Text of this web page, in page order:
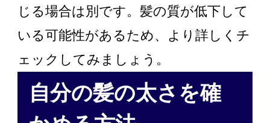
じる場合は別です。髪の質が低下して
いる可能性があるため、より詳しくチ
ェックしてみましょう。
自分の髪の太さを確